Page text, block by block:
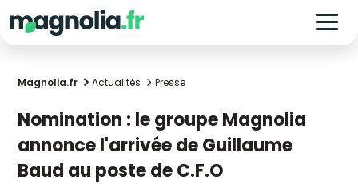
Magnolia.fr Actualités Presse
Nomination : le groupe Magnolia
annonce l'arrivée de Guillaume
Baud au poste de C.F.O